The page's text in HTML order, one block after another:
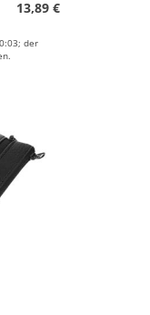
13,89 €
der